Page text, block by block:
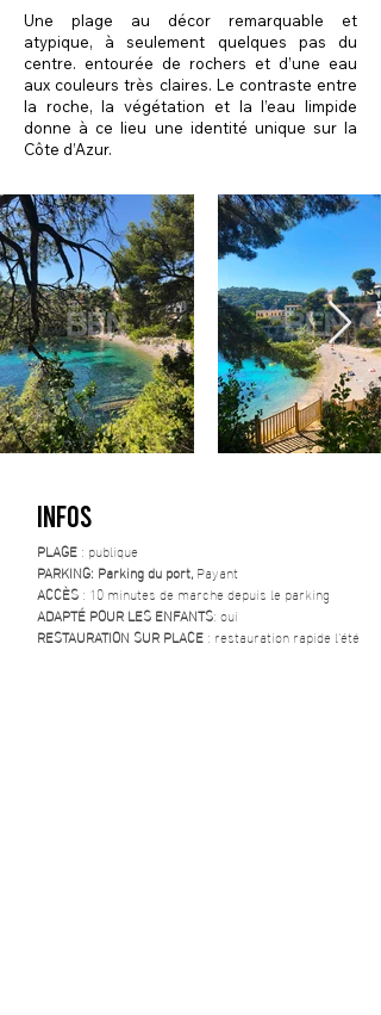
Une plage au décor remarquable et
atypique, à seulement quelques pas du
centre. entourée de rochers et d’une eau
aux couleurs très claires. Le contraste entre
la roche, la végétation et la l’eau limpide
donne à ce lieu une identité unique sur la
Côte d’Azur.
INFOS
PLAGE: publique
PARKING: Parking du port,Payant
ACCÈS: 10 minutes de marche depuis le parking
ADAPTÉ POUR LES ENFANTS: oui
RESTAURATION SUR PLACE: restauration rapide l'été